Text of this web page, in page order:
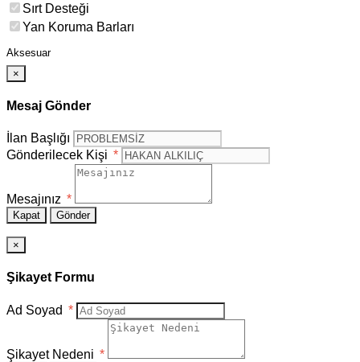
Sırt Desteği
Yan Koruma Barları
Aksesuar
×
Mesaj Gönder
İlan Başlığı
Gönderilecek Kişi *
Mesajınız *
Kapat Gönder
×
Şikayet Formu
Ad Soyad *
Şikayet Nedeni *